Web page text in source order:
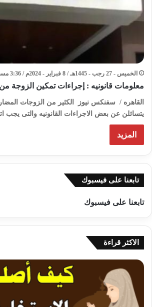
الخميس - 27 رجب - 1445هـ / 8 فبراير - 2024م / 3:36 مساءً
معلومات قانونيه : إجراءات تمكين الزوجة
القاهره / سفنكس نيوز الكثير من الزوجات
يتسائلن عن بعض الاجراءات القانونيه والتى يجب
المزيد
تابعنا على فيسبوك
تابعنا على فيسبوك
الاكثر قراءة